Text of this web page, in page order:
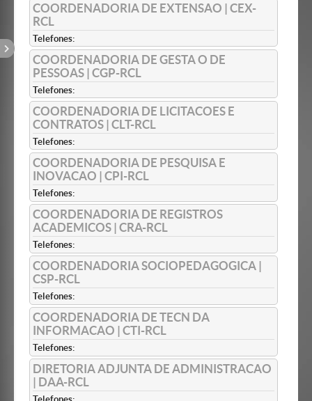
COORDENADORIA DE EXTENSAO | CEX-
RCL
Telefones:
COORDENADORIA DE GESTA O DE
PESSOAS | CGP-RCL
Telefones:
COORDENADORIA DE LICITACOES E
CONTRATOS | CLT-RCL
Telefones:
COORDENADORIA DE PESQUISA E
INOVACAO | CPI-RCL
Telefones:
COORDENADORIA DE REGISTROS
ACADEMICOS | CRA-RCL
Telefones:
COORDENADORIA SOCIOPEDAGOGICA |
CSP-RCL
Telefones:
COORDENADORIA DE TECN DA
INFORMACAO | CTI-RCL
Telefones:
DIRETORIA ADJUNTA DE ADMINISTRACAO
| DAA-RCL